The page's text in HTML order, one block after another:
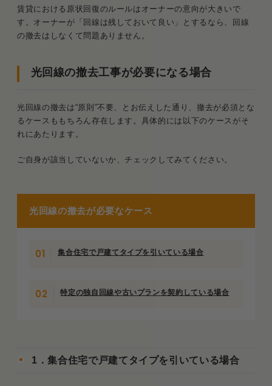
賃貸における原状回復のルールはオーナーの意向が大きいで
す。オーナーが「回線は残しておいて良い」とするなら、回線
の撤去はしなくて問題ありません。
光回線の撤去工事が必要になる場合
光回線の撤去は“原則”不要、とお伝えした通り、撤去が必須とな
るケースももちろん存在します。具体的には以下のケースがそ
れにあたります。
ご自身が該当していないか、チェックしてみてください。
光回線の撤去が必要なケース
集合住宅で戸建てタイプを引いている場合
特定の独自回線や古いプランを契約している場合
1．集合住宅で戸建てタイプを引いている場合